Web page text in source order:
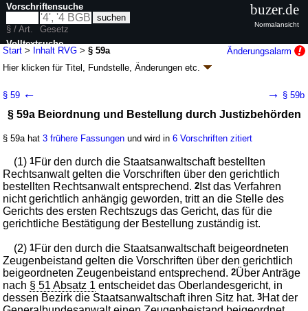
Start > Inhalt RVG >§ 59a
Änderungsalarm
Hier klicken fürTitel, Fundstelle, Änderungen etc.
Artikel 14G. v. 08.12.2025BGBl. 2025 I Nr. 318
84 weitere Fassungen | Drucksachen / Entwurf / Begründung
Abschnitt 8 Beigeordneter oder bestellter Rechtsanwalt,
Beratungshilfe
§ 59 ← → § 59b
§ 59a Beiordnung und Bestellung durch Justizbehörden
§ 59a hat3 frühere Fassungen und wird in6 Vorschriften zitiert
(1)1Für den durch die Staatsanwaltschaft bestellten
Rechtsanwalt gelten die Vorschriften über den gerichtlich
bestellten Rechtsanwalt entsprechend.2 Ist das Verfahren
nicht gerichtlich anhängig geworden, tritt an die Stelle des
Gerichts des ersten Rechtszugs das Gericht, das für die
gerichtliche Bestätigung der Bestellung zuständig ist.
(2)1Für den durch die Staatsanwaltschaft beigeordneten
Zeugenbeistand gelten die Vorschriften über den gerichtlich
beigeordneten Zeugenbeistand entsprechend.2Über Anträge
nach § 51 Absatz 1 entscheidet das Oberlandesgericht, in
dessen Bezirk die Staatsanwaltschaft ihren Sitz hat.3Hat der
Vorschriftensuche
§ / Art.
Gesetz
Volltextsuche
nur in RVG
buzer.de
Normalansicht